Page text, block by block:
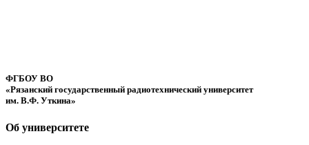
ФГБОУ ВО
«Рязанский государственный радиотехнический университет
им. В.Ф. Уткина»
Об университете